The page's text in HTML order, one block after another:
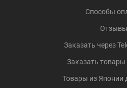
Способы
Отзывы
Заказать через
Заказать товары
Товары из Японии